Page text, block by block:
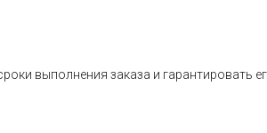
выполнения заказа и гарантировать